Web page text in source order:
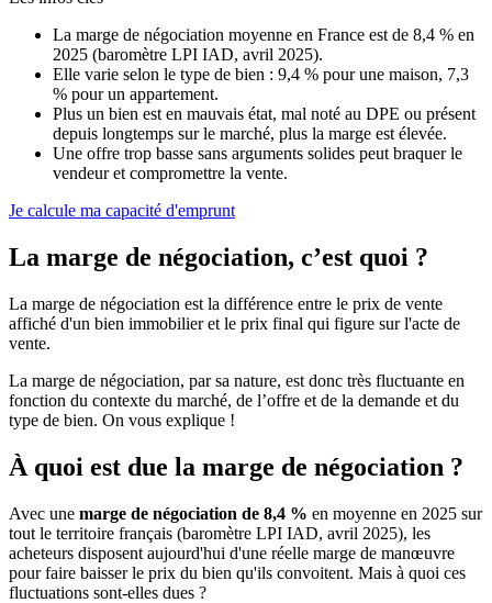
La marge de négociation moyenne en France est de 8,4 % en
2025 (baromètre LPI IAD, avril 2025).
Elle varie selon le type de bien : 9,4 % pour une maison, 7,3
% pour un appartement.
Plus un bien est en mauvais état, mal noté au DPE ou présent
depuis longtemps sur le marché, plus la marge est élevée.
Une offre trop basse sans arguments solides peut braquer le
vendeur et compromettre la vente.
Je calcule ma capacité d'emprunt
La marge de négociation, c’est quoi ?
La marge de négociation est la différence entre le prix de vente
affiché d'un bien immobilier et le prix final qui figure sur l'acte de
vente.
La marge de négociation, par sa nature, est donc très fluctuante en
fonction du contexte du marché, de l’offre et de la demande et du
type de bien. On vous explique !
À quoi est due la marge de négociation ?
Avec une marge de négociation de 8,4 % en moyenne en 2025 sur
tout le territoire français (baromètre LPI IAD, avril 2025), les
acheteurs disposent aujourd'hui d'une réelle marge de manœuvre
pour faire baisser le prix du bien qu'ils convoitent. Mais à quoi ces
fluctuations sont-elles dues ?